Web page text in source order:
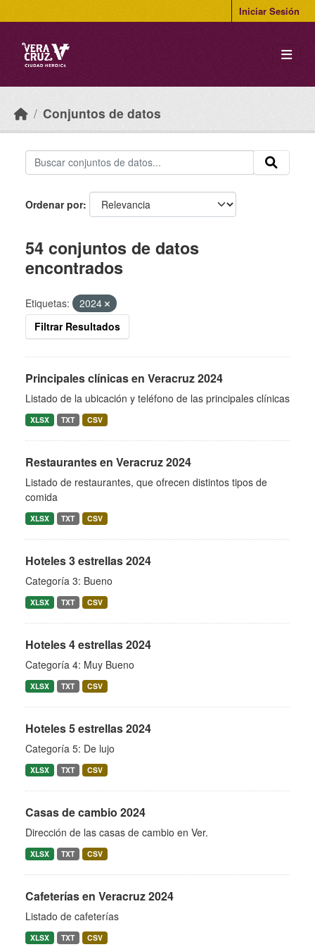
Iniciar Sesión
Conjuntos de datos
Ordenar por
54 conjuntos de datos
encontrados
Etiquetas:
2024
Filtrar Resultados
Principales clínicas en Veracruz 2024
Listado de la ubicación y teléfono de las principales clínicas
XLSX TXT CSV
Restaurantes en Veracruz 2024
Listado de restaurantes, que ofrecen distintos tipos de
comida
XLSX TXT CSV
Hoteles 3 estrellas 2024
Categoría 3: Bueno
XLSX TXT CSV
Hoteles 4 estrellas 2024
Categoría 4: Muy Bueno
XLSX TXT CSV
Hoteles 5 estrellas 2024
Categoría 5: De lujo
XLSX TXT CSV
Casas de cambio 2024
Dirección de las casas de cambio en Ver.
XLSX TXT CSV
Cafeterías en Veracruz 2024
Listado de cafeterías
XLSX TXT CSV